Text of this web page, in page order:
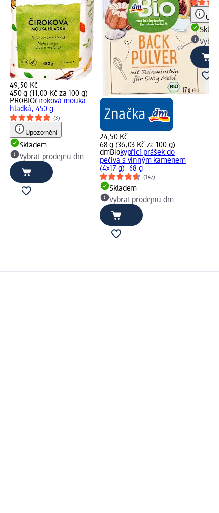
49,50 Kč
450 g (11,00 Kč za 100 g)
PROBIOčiroková mouka
hladká, 450 g
(3)
Upozornění
Skladem
Vybrat prodejnu dm
24,50 Kč
68 g (36,03 Kč za 100 g)
dmBiokypřicí prášek do
pečiva s vinným kamenem
(4x17 g), 68 g
(147)
Skladem
Vybrat prodejnu dm